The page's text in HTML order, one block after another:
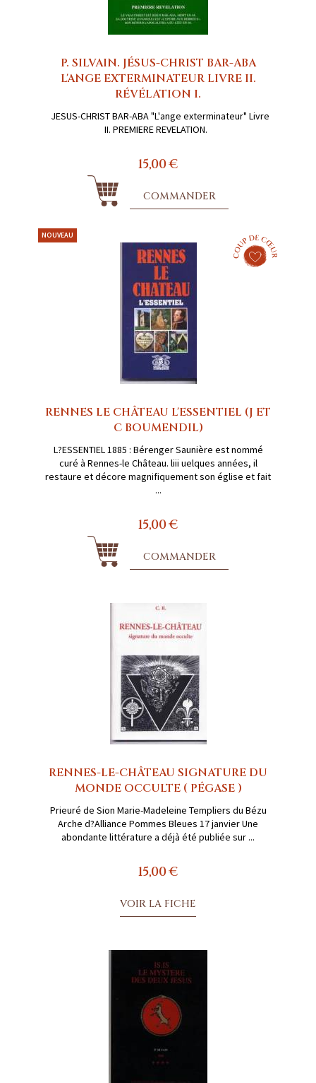
P. SILVAIN. JÉSUS-CHRIST BAR-ABA
L'ANGE EXTERMINATEUR LIVRE II.
RÉVÉLATION I.
JESUS-CHRIST BAR-ABA "L'ange exterminateur" Livre
II. PREMIERE REVELATION.
15,00 €
COMMANDER
NOUVEAU
RENNES LE CHÂTEAU L'ESSENTIEL (J ET
C BOUMENDIL)
L?ESSENTIEL 1885 : Bérenger Saunière est nommé
curé à Rennes-le Château. liii uelques années, il
restaure et décore magnifiquement son église et fait
...
15,00 €
COMMANDER
RENNES-LE-CHÂTEAU SIGNATURE DU
MONDE OCCULTE ( PÉGASE )
Prieuré de Sion Marie-Madeleine Templiers du Bézu
Arche d?Alliance Pommes Bleues 17 janvier Une
abondante littérature a déjà été publiée sur ...
15,00 €
VOIR LA FICHE